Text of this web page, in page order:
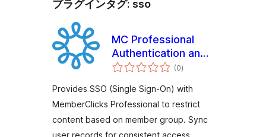
プラグインタグ: sso
MC Professional
Authentication and
User Sync
(0個
の
価
)
Provides SSO (Single Sign-On) with
MemberClicks Professional to restrict
content based on member group. Sync
user records for consistent access.